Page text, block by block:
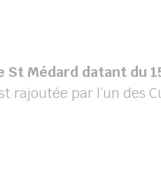
St Médard datant du
rajoutée par l’un des